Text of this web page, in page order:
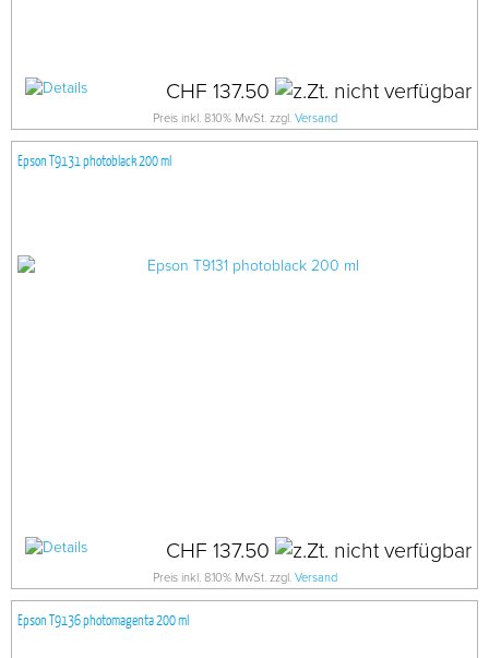
CHF 137.50
Preis inkl. 8.10% MwSt. zzgl. Versand
Epson T9131 photoblack 200 ml
CHF 137.50
Preis inkl. 8.10% MwSt. zzgl. Versand
Epson T9136 photomagenta 200 ml